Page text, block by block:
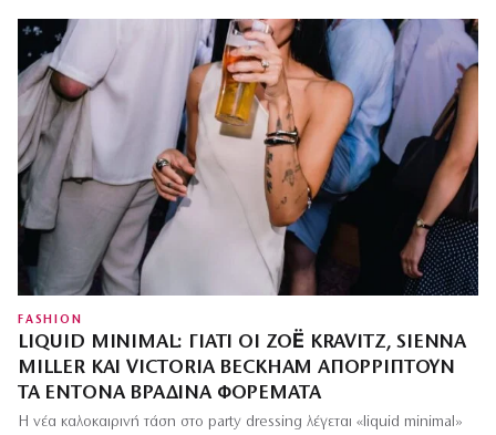
FASHION
LIQUID MINIMAL: ΓΙΑΤΊ ΟΙ ZOË KRAVITZ, SIENNA
MILLER ΚΑΙ VICTORIA BECKHAM ΑΠΟΡΡΊΠΤΟΥΝ
ΤΑ ΈΝΤΟΝΑ ΒΡΑΔΙΝΆ ΦΟΡΈΜΑΤΑ
Η νέα καλοκαιρινή τάση στο party dressing λέγεται «liquid minimal»